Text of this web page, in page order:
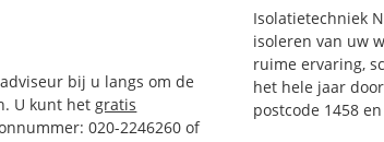
bij u langs om de
U kunt hetgratis
020-2246260 of
Isolatietechniek
isoleren van uw
ruime ervaring,
het hele jaar
postcode 1458